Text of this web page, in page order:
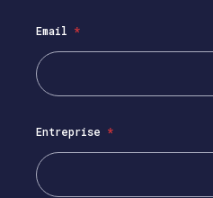
Email *
Entreprise *